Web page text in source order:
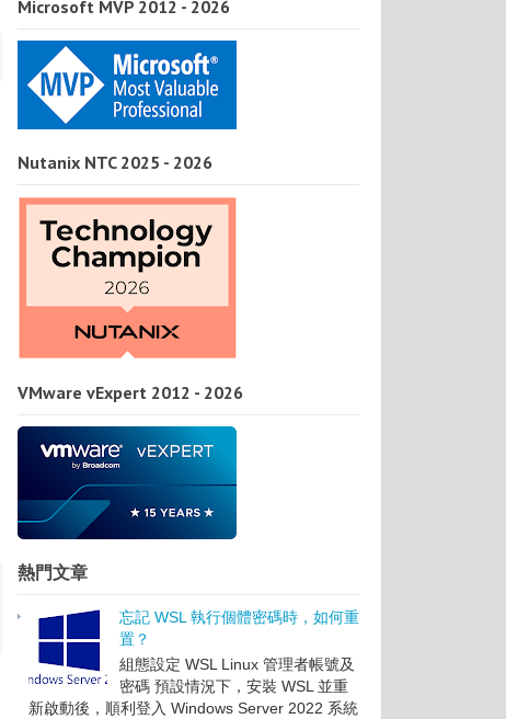
Microsoft MVP 2012 - 2026
Nutanix NTC 2025 - 2026
VMware vExpert 2012 - 2026
熱門文章
忘記 WSL 執行個體密碼時，如何重
置？
組態設定 WSL Linux 管理者帳號及
密碼 預設情況下，安裝 WSL 並重
新啟動後，順利登入 Windows Server 2022 系統